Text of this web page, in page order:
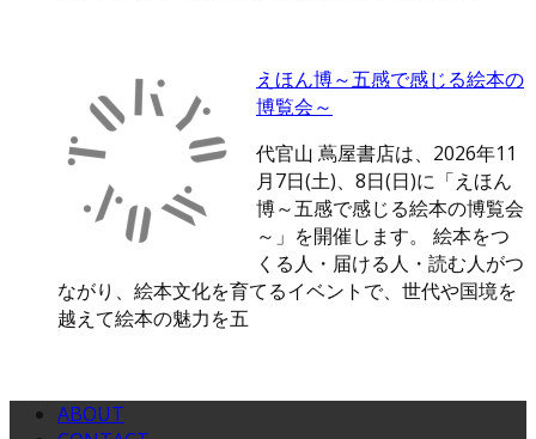
えほん博～五感で感じる絵本の
博覧会～
代官山 蔦屋書店は、2026年11
月7日(土)、8日(日)に「えほん
博～五感で感じる絵本の博覧会
～」を開催します。 絵本をつ
くる人・届ける人・読む人がつ
ながり、絵本文化を育てるイベントで、世代や国境を
越えて絵本の魅力を五
ABOUT